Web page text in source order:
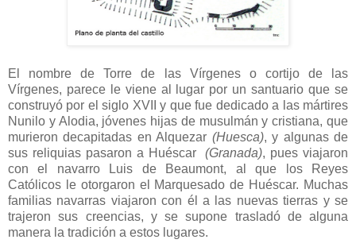
El nombre de Torre de las Vírgenes o cortijo de las
Vírgenes, parece le viene al lugar por un santuario que se
construyó por el siglo XVII y que fue dedicado a las mártires
Nunilo y Alodia, jóvenes hijas de musulmán y cristiana, que
murieron decapitadas en Alquezar (Huesca), y algunas de
sus reliquias pasaron a Huéscar(Granada), pues viajaron
con el navarro Luis de Beaumont, al que los Reyes
Católicos le otorgaron el Marquesado de Huéscar. Muchas
familias navarras viajaron con él a las nuevas tierras y se
trajeron sus creencias, y se supone trasladó de alguna
manera la tradición a estos lugares.